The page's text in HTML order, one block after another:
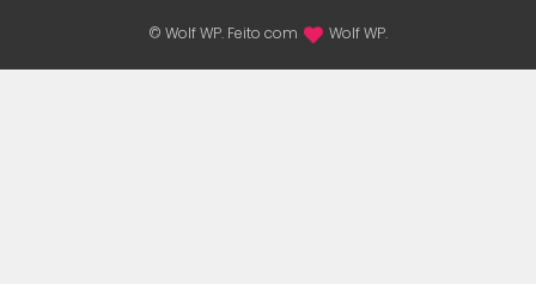
© Wolf WP. Feito com Wolf WP.